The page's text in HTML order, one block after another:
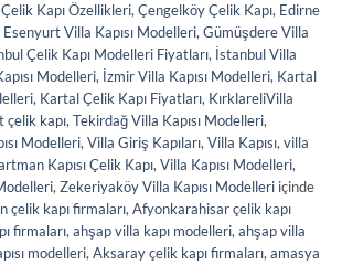
Çelik Kapı Özellikleri, Çengelköy Çelik Kapı, Edirne
Esenyurt Villa Kapısı Modelleri, Gümüşdere Villa
Çelik Kapı Modelleri Fiyatları, İstanbul Villa
Modelleri, İzmir Villa Kapısı Modelleri, Kartal
, Kartal Çelik Kapı Fiyatları, KırklareliVilla
çelik kapı, Tekirdağ Villa Kapısı Modelleri,
Modelleri, Villa Giriş Kapıları, Villa Kapısı, villa
Kapısı Çelik Kapı, Villa Kapısı Modelleri,
, Zekeriyaköy Villa Kapısı Modelleri içinde
çelik kapı firmaları, Afyonkarahisar çelik kapı
firmaları, ahşap villa kapı modelleri, ahşap villa
modelleri, Aksaray çelik kapı firmaları, amasya